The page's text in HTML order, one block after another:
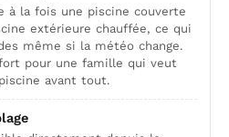
à la fois une piscine couverte
extérieure chauffée, ce qui
même si la météo change.
pour une famille qui veut
avant tout.